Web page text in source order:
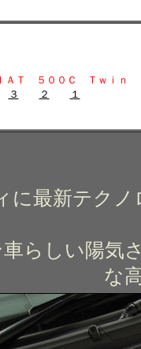
ＡＴ ５００Ｃ Ｔｗｉｎ
３ ２ １
に最新テク
らしい陽気
な